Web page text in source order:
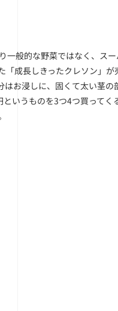
一般的な野菜ではなく、ス
成長しきったクレソン」
お浸しに、固くて太い茎の
いうものを3つ4つ買ってく